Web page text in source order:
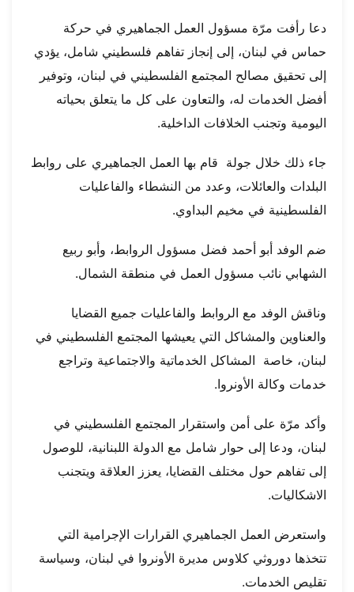
دعا رأفت مرّة مسؤول العمل الجماهيري في حركة
حماس في لبنان، إلى إنجاز تفاهم فلسطيني شامل، يؤدي
إلى تحقيق مصالح المجتمع الفلسطيني في لبنان، وتوفير
أفضل الخدمات له، والتعاون على كل ما يتعلق بحياته
اليومية وتجنب الخلافات الداخلية.
جاء ذلك خلال جولة قام بها العمل الجماهيري على روابط
البلدات والعائلات، وعدد من النشطاء والفاعليات
الفلسطينية في مخيم البداوي.
ضم الوفد أبو أحمد فضل مسؤول الروابط، وأبو ربيع
الشهابي نائب مسؤول العمل في منطقة الشمال.
وناقش الوفد مع الروابط والفاعليات جميع القضايا
والعناوين والمشاكل التي يعيشها المجتمع الفلسطيني في
لبنان، خاصة المشاكل الخدماتية والاجتماعية وتراجع
خدمات وكالة الأونروا.
وأكد مرّة على أمن واستقرار المجتمع الفلسطيني في
لبنان، ودعا إلى حوار شامل مع الدولة اللبنانية، للوصول
إلى تفاهم حول مختلف القضايا، يعزز العلاقة ويتجنب
الاشكاليات.
واستعرض العمل الجماهيري القرارات الإجرامية التي
تتخذها دوروثي كلاوس مديرة الأونروا في لبنان، وسياسة
تقليص الخدمات.